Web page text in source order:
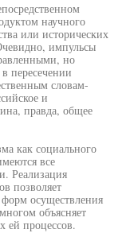
научного
или исторических
импульсы
но
пересечении
словам-
и
правда, общее
как социального
все
Реализация
позволяет
осуществления
объясняет
ей процессов.